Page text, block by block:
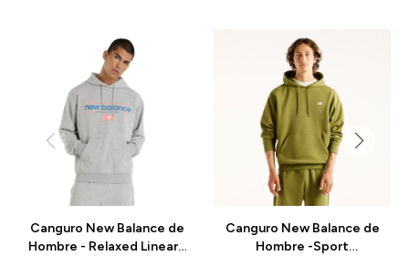
Canguro New Balance de
Hombre - Relaxed Linear -
Canguro New Balance de
Hombre -Sport